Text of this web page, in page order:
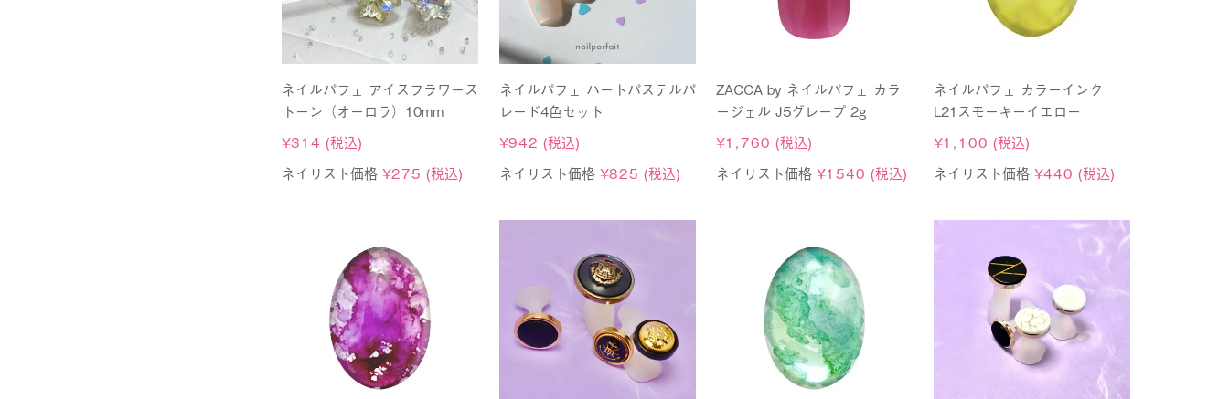
ネイルパフェ アイスフラワース
トーン（オーロラ）10mm
¥314 (税込)
ネイリスト価格 ¥275 (税込)
ネイルパフェ ハートパステルパ
レード4色セット
¥942 (税込)
ネイリスト価格 ¥825 (税込)
ZACCA by ネイルパフェ カラ
ージェル J5グレープ 2g
¥1,760 (税込)
ネイリスト価格 ¥1540 (税込)
ネイルパフェ カラーインク
L21スモーキーイエロー
¥1,100 (税込)
ネイリスト価格 ¥440 (税込)